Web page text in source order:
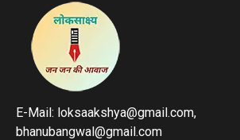
E-Mail: loksaakshya@gmail.com,
bhanubangwal@gmail.com